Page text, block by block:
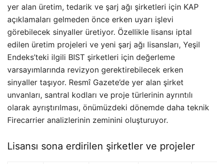
yer alan üretim, tedarik ve şarj ağı şirketleri için KAP
açıklamaları gelmeden önce erken uyarı işlevi
görebilecek sinyaller üretiyor. Özellikle lisansı iptal
edilen üretim projeleri ve yeni şarj ağı lisansları, Yeşil
Endeks’teki ilgili BIST şirketleri için değerleme
varsayımlarında revizyon gerektirebilecek erken
sinyaller taşıyor. Resmî Gazete’de yer alan şirket
unvanları, santral kodları ve proje türlerinin ayrıntılı
olarak ayrıştırılması, önümüzdeki dönemde daha teknik
Firecarrier analizlerinin zeminini oluşturuyor.
Lisansı sona erdirilen şirketler ve projeler